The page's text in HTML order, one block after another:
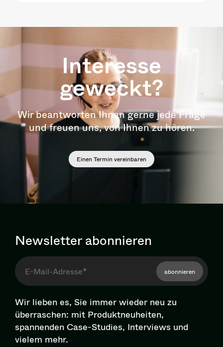
Interesse
geweckt?
Wir beantworten Ihnen gerne jede Frage
und freuen uns, von Ihnen zu hören.
Einen Termin vereinbaren
Newsletter abonnieren
abonnieren
Wir lieben es, Sie immer wieder neu zu
überraschen: mit Pro­dukt­neu­hei­ten,
spannenden Case-Studies, Interviews und
vielem mehr.